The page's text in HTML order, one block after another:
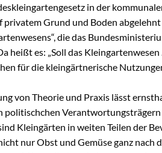
in der
Grund und Boden
die das
heißt es: „Soll das
für die kleingärtnerische
von Theorie und Praxis lässt
politischchen
Kleingärten in weiten Teilen der
nur Obst und Gemüse ganz